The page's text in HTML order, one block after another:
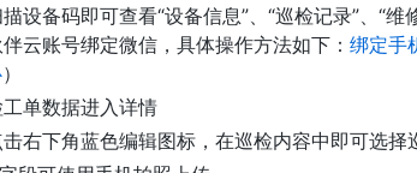
设备码即可查看“设备信息”、“巡检记录”、“维
云账号绑定微信，具体操作方法如下： 绑定手
）
单数据进入详情
右下角蓝色编辑图标，在巡检内容中即可选择